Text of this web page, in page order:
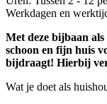
Werkdagen en
Met deze bijbaan
schoon en fijn huis
bijdraagt! Hierbij
Wat je doet als